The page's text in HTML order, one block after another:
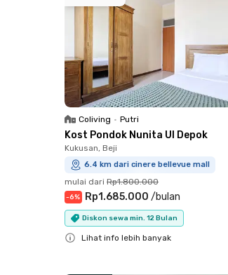
Coliving • Putri
Kost Pondok Nunita UI Depok
Kukusan, Beji
6.4 km dari cinere bellevue mall
mulai dari Rp1.800.000
-6% Rp1.685.000 /bulan
Diskon sewa min. 12 Bulan
Lihat info lebih banyak